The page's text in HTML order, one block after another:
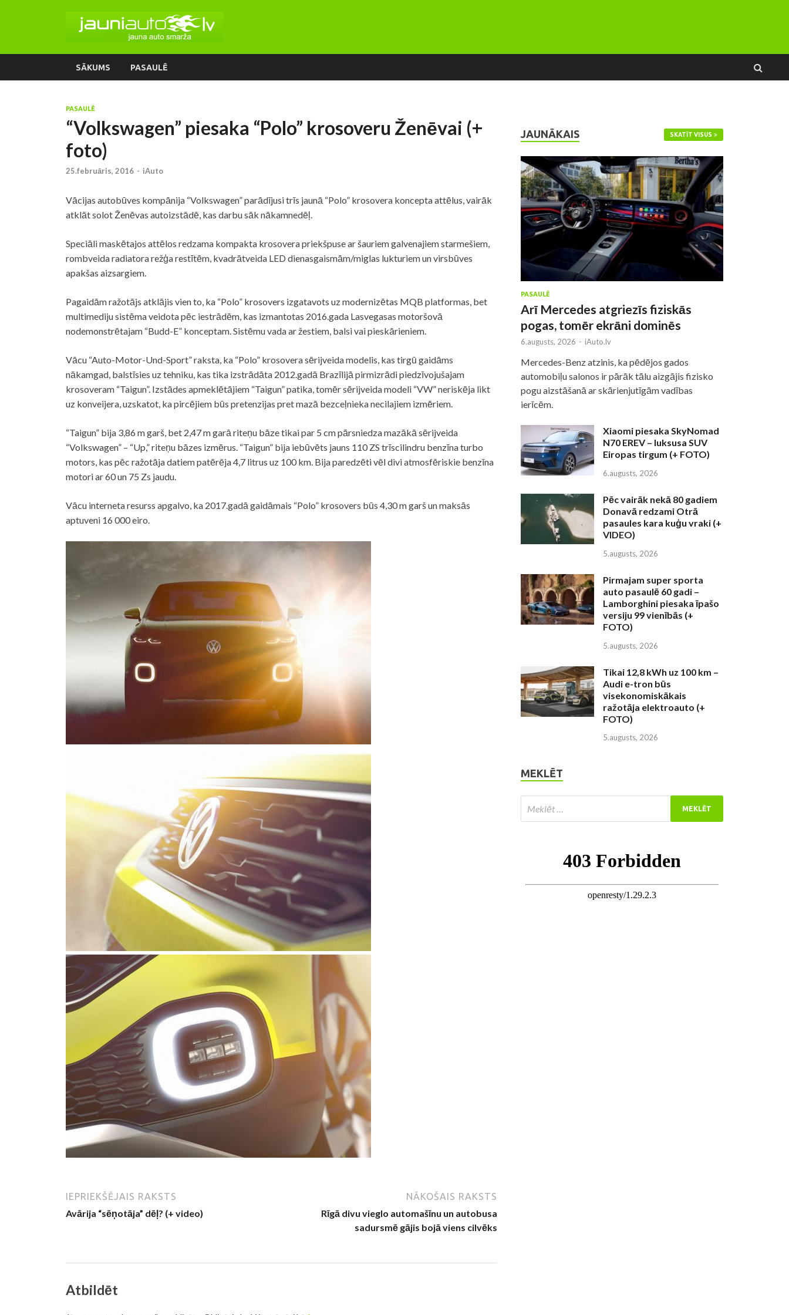
SĀKUMS PASAULĒ
PASAULĒ
“Volkswagen” piesaka “Polo” krosoveru Ženēvai (+
foto)
25.februāris, 2016 - iAuto
Vācijas autobūves kompānija “Volkswagen” parādījusi trīs jaunā “Polo” krosovera koncepta attēlus, vairāk
atklāt solot Ženēvas autoizstādē, kas darbu sāk nākamnedēļ.
Speciāli maskētajos attēlos redzama kompakta krosovera priekšpuse ar šauriem galvenajiem starmešiem,
rombveida radiatora režģa restītēm, kvadrātveida LED dienasgaismām/miglas lukturiem un virsbūves
apakšas aizsargiem.
Pagaidām ražotājs atklājis vien to, ka “Polo” krosovers izgatavots uz modernizētas MQB platformas, bet
multimediju sistēma veidota pēc iestrādēm, kas izmantotas 2016.gada Lasvegasas motoršovā
nodemonstrētajam “Budd-E” konceptam. Sistēmu vada ar žestiem, balsi vai pieskārieniem.
Vācu “Auto-Motor-Und-Sport” raksta, ka “Polo” krosovera sērijveida modelis, kas tirgū gaidāms
nākamgad, balstīsies uz tehniku, kas tika izstrādāta 2012.gadā Brazīlijā pirmizrādi piedzīvojušajam
krosoveram “Taigun”. Izstādes apmeklētājiem “Taigun” patika, tomēr sērijveida modeli “VW” neriskēja likt
uz konveijera, uzskatot, ka pircējiem būs pretenzijas pret mazā bezceļnieka necilajiem izmēriem.
“Taigun” bija 3,86 m garš, bet 2,47 m garā riteņu bāze tikai par 5 cm pārsniedza mazākā sērijveida
“Volkswagen” – “Up,” riteņu bāzes izmērus. “Taigun” bija iebūvēts jauns 110 ZS trīscilindru benzīna turbo
motors, kas pēc ražotāja datiem patērēja 4,7 litrus uz 100 km. Bija paredzēti vēl divi atmosfēriskie benzīna
motori ar 60 un 75 Zs jaudu.
Vācu interneta resurss apgalvo, ka 2017.gadā gaidāmais “Polo” krosovers būs 4,30 m garš un maksās
aptuveni 16 000 eiro.
IEPRIEKŠĒJAIS RAKSTS
Avārija “sēņotāja” dēļ? (+ video)
NĀKOŠAIS RAKSTS
Rīgā divu vieglo automašīnu un autobusa
sadursmē gājis bojā viens cilvēks
Atbildēt
JAUNĀKAIS SKATĪT VISUS
PASAULĒ
Arī Mercedes atgriezīs fiziskās
pogas, tomēr ekrāni dominēs
6.augusts, 2026 - iAuto.lv
Mercedes-Benz atzinis, ka pēdējos gados
automobiļu salonos ir pārāk tālu aizgājis fizisko
pogu aizstāšanā ar skārienjutīgām vadības
ierīcēm.
Xiaomi piesaka SkyNomad
N70 EREV – luksusa SUV
Eiropas tirgum (+ FOTO)
6.augusts, 2026
Pēc vairāk nekā 80 gadiem
Donavā redzami Otrā
pasaules kara kuģu vraki (+
VIDEO)
5.augusts, 2026
Pirmajam super sporta
auto pasaulē 60 gadi –
Lamborghini piesaka īpašo
versiju 99 vienībās (+
FOTO)
5.augusts, 2026
Tikai 12,8 kWh uz 100 km –
Audi e-tron būs
visekonomiskākais
ražotāja elektroauto (+
FOTO)
5.augusts, 2026
MEKLĒT